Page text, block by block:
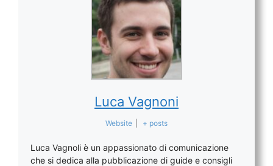
Luca Vagnoni
Website + posts
Luca Vagnoli è un appassionato di comunicazione
che si dedica alla pubblicazione di guide e consigli